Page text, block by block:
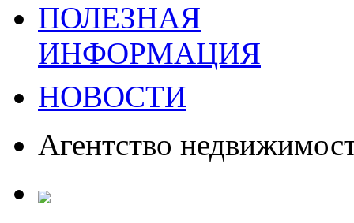
ПОЛЕЗНАЯ
ИНФОРМАЦИЯ
НОВОСТИ
Агентство